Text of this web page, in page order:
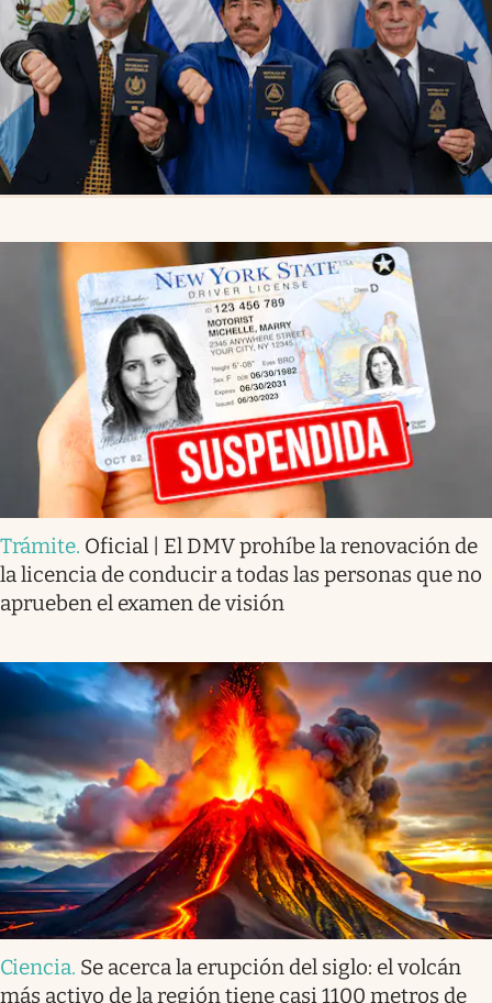
Trámite. Oficial | El DMV prohíbe la renovación de
la licencia de conducir a todas las personas que no
aprueben el examen de visión
Ciencia. Se acerca la erupción del siglo: el volcán
más activo de la región tiene casi 1100 metros de